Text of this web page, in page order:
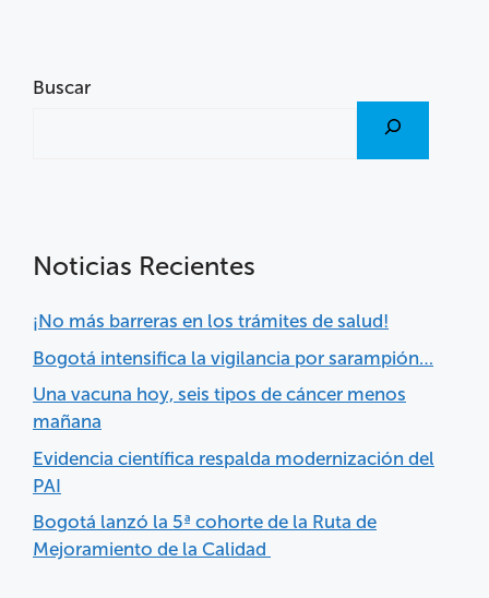
Buscar
Noticias Recientes
¡No más barreras en los trámites de salud!
Bogotá intensifica la vigilancia por sarampión…
Una vacuna hoy, seis tipos de cáncer menos
mañana
Evidencia científica respalda modernización del
PAI
Bogotá lanzó la 5ª cohorte de la Ruta de
Mejoramiento de la Calidad